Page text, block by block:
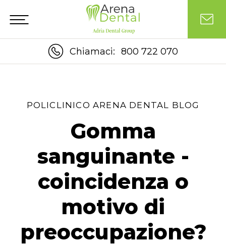
Chiamaci: 800 722 070
POLICLINICO ARENA DENTAL BLOG
Gomma
sanguinante -
coincidenza o
motivo di
preoccupazione?